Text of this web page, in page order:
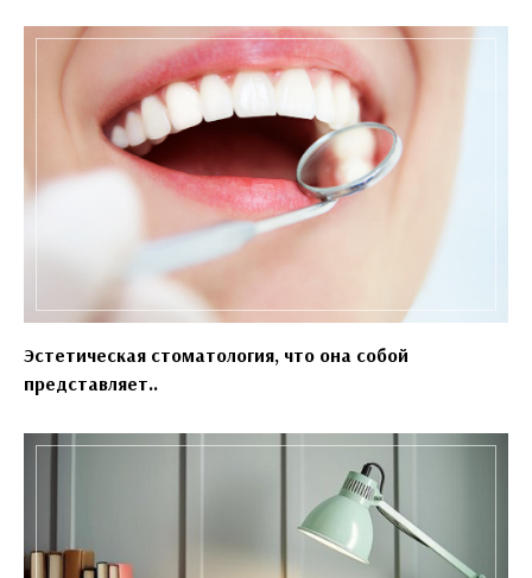
Эстетическая стоматология, что она собой
представляет..